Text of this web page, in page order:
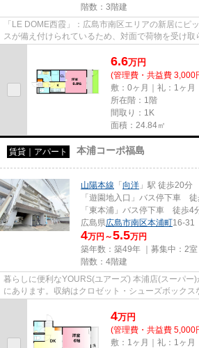
階数：3階建
「LE DOME西霞」：広島市南区エリアの新居にピ
スが備え付けられているため、対面で荷物を受け
6.6万円
(管理費・共益費 3,000
敷：0ヶ月｜礼：1ヶ月
所在階：1階
間取り：1K
面積：24.84㎡
賃貸｜アパート 本浦コーポ福島
山陽本線 「 向洋 」駅 徒歩20分
「遊園地入口」バス停下車
「東本浦」バス停下車 徒歩4
広島県広島市南区本浦町16-31
4万円～5.5万円
築年数：築49年 ｜募集中： 2室
階数：4階建
暮らしに便利なYOURS(ユアーズ) 本浦店(スーパー
にあります。収納はクロゼット・シューズボック
4万円
(管理費・共益費 5,000
敷：1ヶ月｜礼：1ヶ月